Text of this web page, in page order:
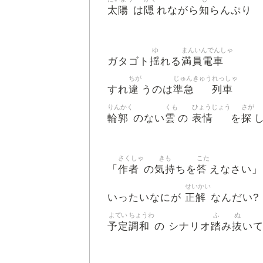
太陽 は 隠 れながら知 らんぷり
ガタゴト 揺
ゆ
れる満員電車
まんいんでんしゃ
すれ違
ちが
うのは準急
じゅんきゅう
列車
れっしゃ
輪郭
りんかく
のない雲
くも
の 表情
ひょうじょう
を探
さが
「 作者
さくしゃ
の気持
きも
ちを答
こた
えなさい」
いったいなにが 正解
せいかい
なんだい?
予定
よてい
調和
ちょうわ
の シナリオ 踏
ふ
み抜
ぬ
いて